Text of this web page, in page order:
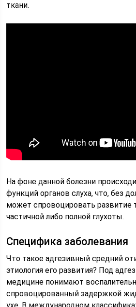
ткани.
На фоне данной болезни
функций органов слуха, что, без
может спровоцировать развитие
частичной либо полной глухоты.
Специфика заболевания
Что такое адгезивный средний
этиология его развития? Под
медицине понимают
спровоцированный задержкой